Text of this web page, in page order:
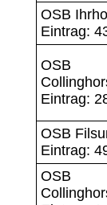
OSB
Eintrag:
OSB
Eintrag:
OSB
Eintrag:
OSB